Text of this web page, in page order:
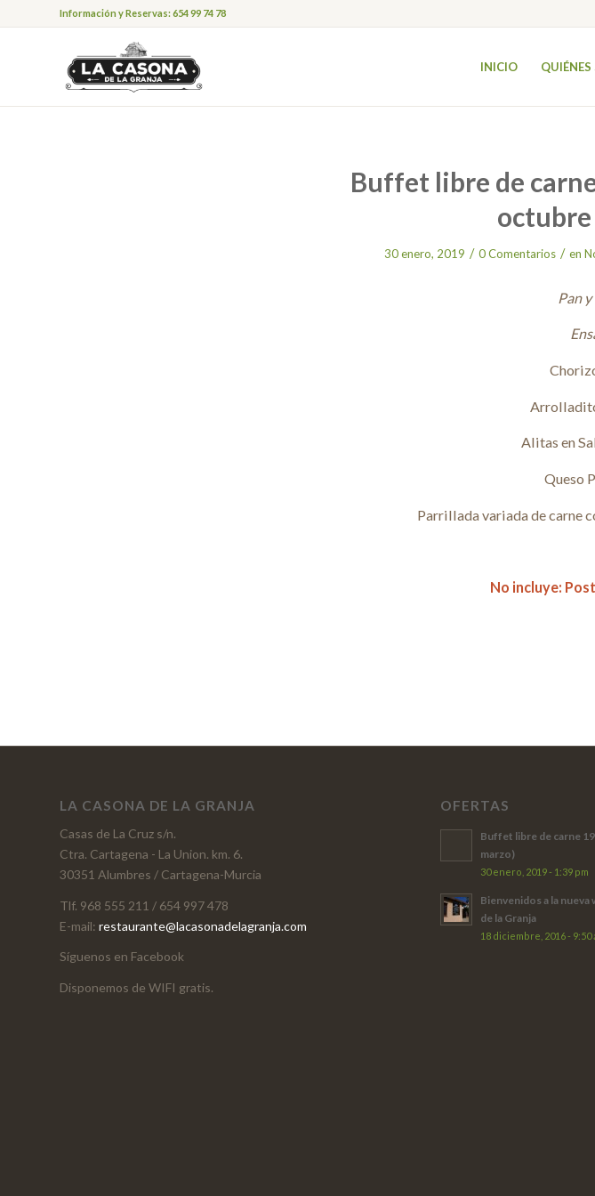
Información y Reservas: 654 99 74 78
INICIO
Buffet libre de
octubre
30 enero, 2019 / 0 Comentarios / en
Pan
Alitas en
Queso
Parrillada variada de carne
19,90
No incluye:
LA CASONA DE LA GRANJA
Casas de La Cruz s/n.
Ctra. Cartagena - La Union. km. 6.
30351 Alumbres / Cartagena-Murcia
Tlf. 968 555 211 / 654 997 478
E-mail: restaurante@lacasonadelagranja.com
Síguenos en Facebook
Disponemos de WIFI gratis.
OFERTAS
Buffet libre de carne
marzo)
30 enero, 2019 - 1:39 pm
Bienvenidos a la nueva
de la Granja
18 diciembre, 2016 - 9:50